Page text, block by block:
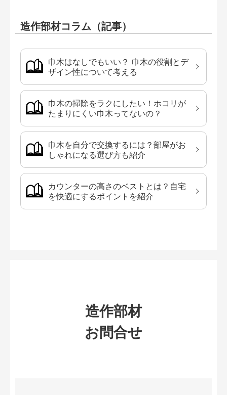
造作部材コラム（記事）
巾木はなしでもいい？ 巾木の役割とデ
ザイン性について考える
巾木の掃除をラクにしたい！ホコリが
たまりにくい巾木ってないの？
巾木を自分で交換するには？部屋がお
しゃれになる選び方も紹介
カウンターの高さのベストとは？自宅
を快適にするポイントを紹介
造作部材
お問合せ